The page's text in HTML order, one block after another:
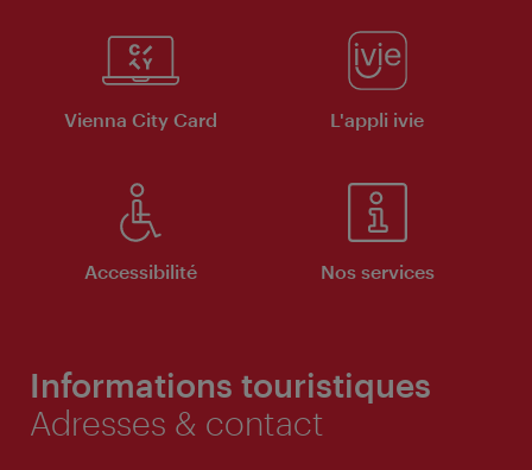
Vienna City Card L'appli ivie
Accessibilité Nos services
Informations touristiques
Adresses & contact